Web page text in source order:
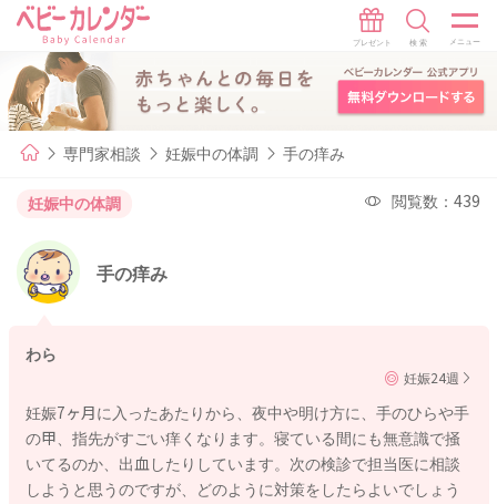
専門家相談 妊娠中の体調 手の痒み
妊娠中の体調 閲覧数：439
手の痒み
わら
妊娠24週
妊娠7ヶ月に入ったあたりから、夜中や明け方に、手のひらや手
の甲、指先がすごい痒くなります。寝ている間にも無意識で掻
いてるのか、出血したりしています。次の検診で担当医に相談
しようと思うのですが、どのように対策をしたらよいでしょう